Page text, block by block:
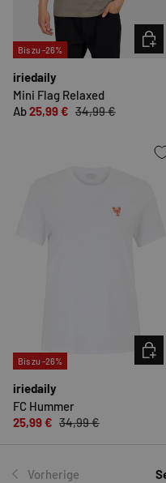
Bis zu -26%
iriedaily
Mini Flag Relaxed
Ab25,99 € 34,99 €
Bis zu -26%
iriedaily
FC Hummer
25,99 € 34,99 €
Vorherige